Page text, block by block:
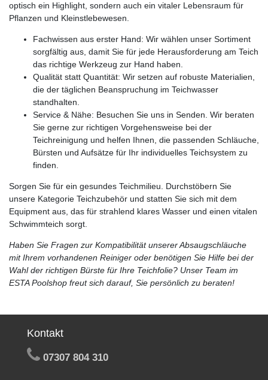
optisch ein Highlight, sondern auch ein vitaler Lebensraum für
Pflanzen und Kleinstlebewesen.
Fachwissen aus erster Hand: Wir wählen unser Sortiment
sorgfältig aus, damit Sie für jede Herausforderung am Teich
das richtige Werkzeug zur Hand haben.
Qualität statt Quantität: Wir setzen auf robuste Materialien,
die der täglichen Beanspruchung im Teichwasser
standhalten.
Service & Nähe: Besuchen Sie uns in Senden. Wir beraten
Sie gerne zur richtigen Vorgehensweise bei der
Teichreinigung und helfen Ihnen, die passenden Schläuche,
Bürsten und Aufsätze für Ihr individuelles Teichsystem zu
finden.
Sorgen Sie für ein gesundes Teichmilieu. Durchstöbern Sie
unsere Kategorie Teichzubehör und statten Sie sich mit dem
Equipment aus, das für strahlend klares Wasser und einen vitalen
Schwimmteich sorgt.
Haben Sie Fragen zur Kompatibilität unserer Absaugschläuche
mit Ihrem vorhandenen Reiniger oder benötigen Sie Hilfe bei der
Wahl der richtigen Bürste für Ihre Teichfolie? Unser Team im
ESTA Poolshop freut sich darauf, Sie persönlich zu beraten!
Kontakt
07307 804 310